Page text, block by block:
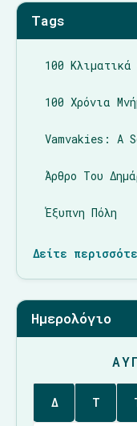
Tags
100 Κλιματικά
100 Χρόνια
Vamvakies: A
Άρθρο Του
Έξυπνη Πόλη
Δείτε
Ημερολόγιο
Δ Τ